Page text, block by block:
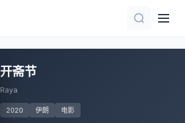
开斋节
Raya
2020 伊朗 电影